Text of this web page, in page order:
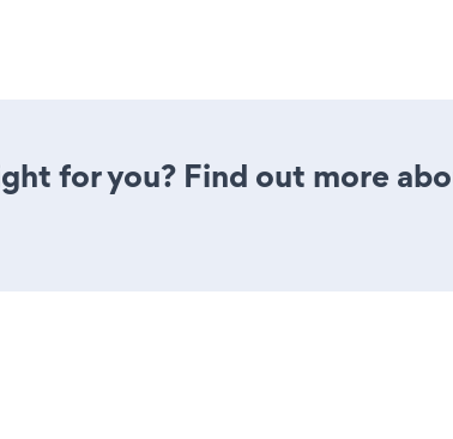
for you? Find out more